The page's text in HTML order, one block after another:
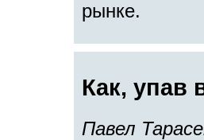
рынке.
Как, упав
Павел